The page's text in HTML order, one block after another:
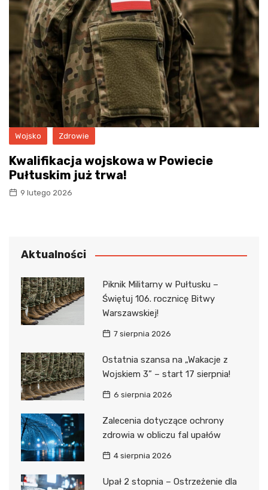
Wojsko Zdrowie
Kwalifikacja wojskowa w Powiecie
Pułtuskim już trwa!
9 lutego 2026
Aktualności
Piknik Militarny w Pułtusku –
Świętuj 106. rocznicę Bitwy
Warszawskiej!
7 sierpnia 2026
Ostatnia szansa na „Wakacje z
Wojskiem 3” – start 17 sierpnia!
6 sierpnia 2026
Zalecenia dotyczące ochrony
zdrowia w obliczu fal upałów
4 sierpnia 2026
Upał 2 stopnia – Ostrzeżenie dla